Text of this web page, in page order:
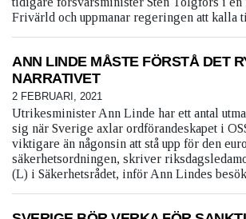
Frivärld och uppmanar regeringen att kalla
ANN LINDE MÅSTE FÖRSTÅ DET
NARRATIVET
2 FEBRUARI, 2021
Utrikesminister Ann Linde har ett antal
sig när Sverige axlar ordförandeskapet i
viktigare än någonsin att stå upp för den
säkerhetsordningen, skriver
(L) i Säkerhetsrådet, inför Ann Lindes